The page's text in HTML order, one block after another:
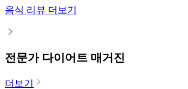
음식 리뷰 더보기
전문가 다이어트 매거진
더보기